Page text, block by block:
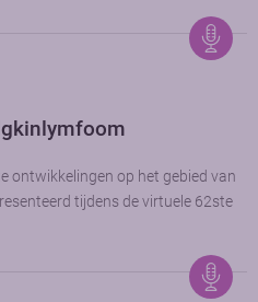
ontwikkelingen op het gebied van
tijdens de virtuele 62ste